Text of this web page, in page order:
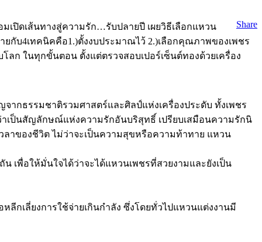
Share
เปิดเส้นทางสู่ความรัก…รับปลายปี เผยวิธีเลือกแหวน
กับ4เทคนิคคือ1.)ตั้งงบประมาณไว้ 2.)เลือกคุณภาพของเพชร
ลก ในทุกขั้นตอน ตั้งแต่ตรวจสอบเปอร์เซ็นต์ทองด้วยเครื่อง
ากธรรมชาติรวมศาสตร์และศิลป์แห่งเครื่องประดับ ทั้งเพชร
เป็นสัญลักษณ์แห่งความรักอันบริสุทธิ์ เปรียบเสมือนความรักนิ
าของชีวิต ไม่ว่าจะเป็นความสุขหรือความท้าทาย แหวน
เพื่อให้มั่นใจได้ว่าจะได้แหวนเพชรที่สวยงามและยังเป็น
กเลี่ยงการใช้จ่ายเกินกำลัง ซึ่งโดยทั่วไปแหวนแต่งงานมี